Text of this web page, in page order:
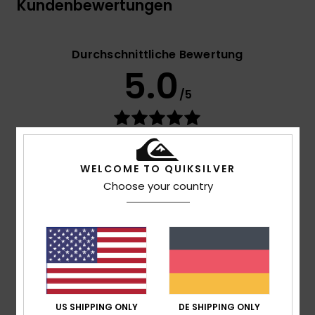
Kundenbewertungen
Durchschnittliche Bewertung
5.0 /5
basierend auf3 verifizierten Bewertungenseit März
2026
67% unserer Kunden empfehlen dieses Produkt
Komfort
Preis-Leistungs-Verhältnis
WELCOME TO QUIKSILVER
Choose your country
US SHIPPING ONLY DE SHIPPING ONLY